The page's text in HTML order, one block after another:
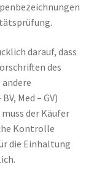
darauf, dass
des
Med – GV)
der Käufer
Kontrolle
die Einhaltung